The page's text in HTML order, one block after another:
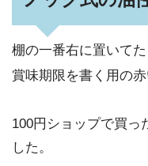
棚の一番右に置いてた
賞味期限を書く用の赤
100円ショップで買っ
した。